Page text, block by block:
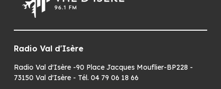
Radio Val d'Isère
Radio Val d'Isère -90 Place Jacques Mouflier-BP228 -
73150 Val d'Isère - Tél. 04 79 06 18 66